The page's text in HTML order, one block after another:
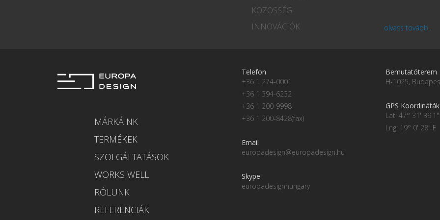
KÖZÖSSÉG
INNOVÁCIÓK
olvass tovább...
MÁRKÁINK
TERMÉKEK
SZOLGÁLTATÁSOK
WORKS WELL
RÓLUNK
REFERENCIÁK
Telefon
+36 1 274-0001
+36 1 394-6232
+36 1 200-9998
+36 1 200-8428(fax)
Email
europadesign@europadesign.hu
Skype
europadesignhungary
Bemutatóterem
H-1025,
GPS Koordináták
Lat: 47° 31'
Lng: 19° 0' 28" E